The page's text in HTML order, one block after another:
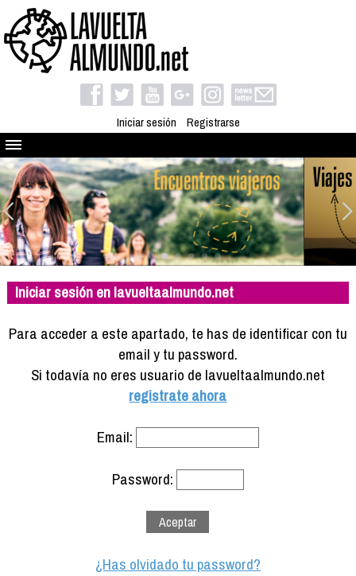
Iniciar sesión Registrarse
Quienes somos
El proyecto
Blog
Viaja con nosotros
Camino solidario
Libros
Compañeros de viaje
Info viajeros
Iniciar sesión en lavueltaalmundo.net
Para acceder a este apartado, te has de identificar con tu
email y tu password.
Si todavía no eres usuario de lavueltaalmundo.net
registrate ahora
Email:
Password:
¿Has olvidado tu password?